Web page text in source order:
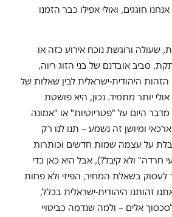
חוגגים, ואולי אפילו כבר הזמנו
שעולה ורוגשת נוכח אירוע כזה או
סביב אובדנם של בני הזוג ריוה,
היהודית-ישראלית לבין שאלות של
אולי יותר מתמיד. נכון, היא פושטת
היום על "פטריוטיות" או "אמונה
ומיושן זה נשמע – תנו לנו רק
על עצמה שמות חדשים וכותרות
חרדה" ולא קיבל?), אבל היא כאן כדי
לעסוק בשאלת המחיר, הפיזי ולא פחות
זהותנו היהודית-ישראלית בכלל,
אלים – ולמה שנדמה כביטויי